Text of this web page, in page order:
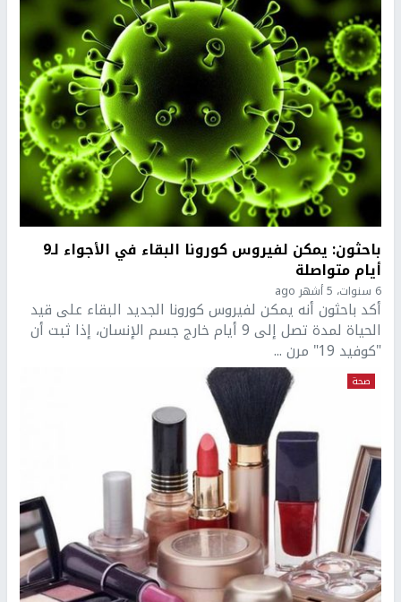
باحثون: يمكن لفيروس كورونا البقاء في الأجواء لـ9
أيام متواصلة
6 سنوات، 5 أشهر ago
أكد باحثون أنه يمكن لفيروس كورونا الجديد البقاء على قيد
الحياة لمدة تصل إلى 9 أيام خارج جسم الإنسان، إذا ثبت أن
"كوفيد 19" مرن ...
صحة